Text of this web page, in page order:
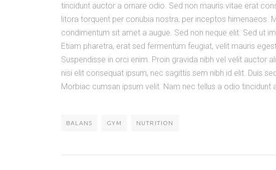
tincidunt auctor a ornare odio. Sed non mauris vitae erat
litora torquent per conubia nostra, per inceptos himenaeos.
condimentum sit amet a augue. Sed non neque elit. Sed ut
Etiam pharetra, erat sed fermentum feugiat, velit mauris
Suspendisse in orci enim. Proin gravida nibh vel velit auctor
nisi elit consequat ipsum, nec sagittis sem nibh id elit. Duis
Morbiac cumsan ipsum velit. Nam nec tellus a odio tincidunt
BALANS GYM NUTRITION